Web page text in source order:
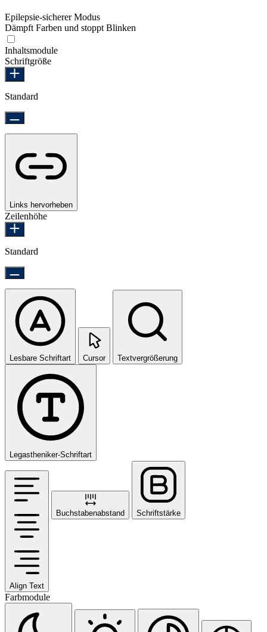
Epilepsie-sicherer Modus
Dämpft Farben und stoppt Blinken
Inhaltsmodule
Schriftgröße
Standard
Links hervorheben
Zeilenhöhe
Standard
Lesbare Schriftart Cursor Textvergrößerung
Legastheniker-Schriftart
Align Text
Buchstabenabstand Schriftstärke
Farbmodule